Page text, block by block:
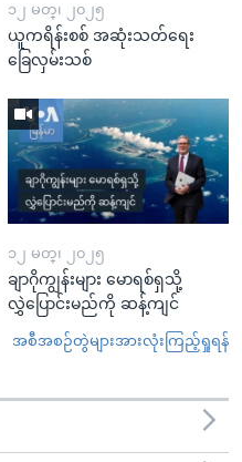
၁၂ မတ္၊ ၂၀၂၅
ယူကရိန်းစစ် အဆုံးသတ်ရေး
ခြေလှမ်းသစ်
၁၂ မတ္၊ ၂၀၂၅
ချာဂိုကျွန်းများ မောရစ်ရှသို့
လွှဲပြောင်းမည်ကို ဆန့်ကျင်
အစီအစဉ်တွဲများအားလုံးကြည့်ရှုရန်